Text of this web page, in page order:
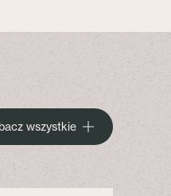
wszystkie